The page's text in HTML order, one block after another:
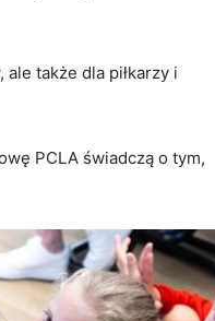
także dla piłkarzy i
PCLA świadczą o tym,